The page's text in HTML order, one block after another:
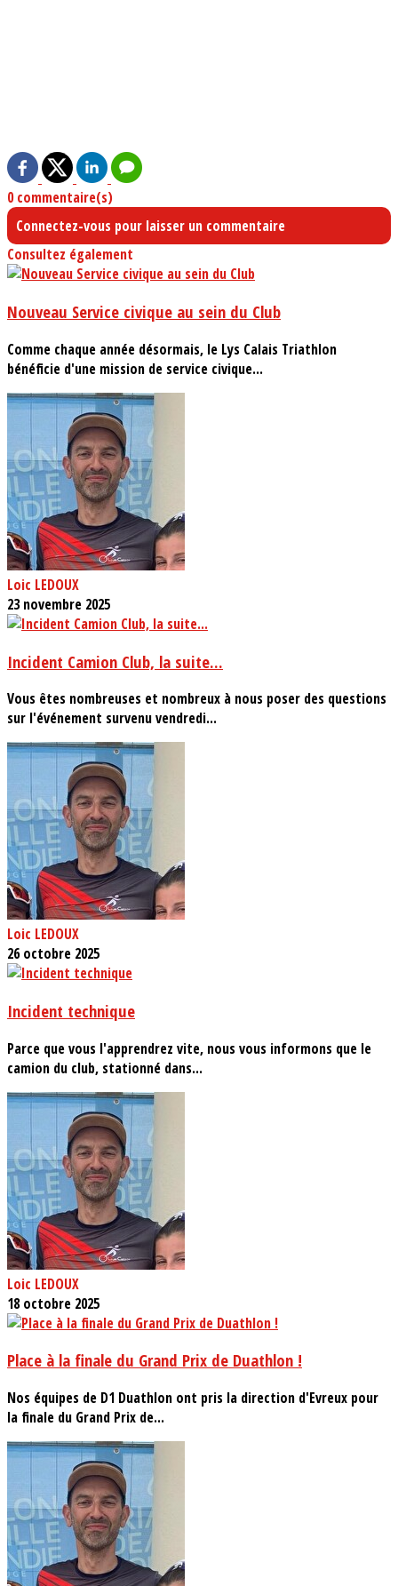
0 commentaire(s)
Connectez-vous pour laisser un commentaire
Consultez également
Nouveau Service civique au sein du Club
Comme chaque année désormais, le Lys Calais Triathlon
bénéficie d'une mission de service civique...
Loic LEDOUX
23 novembre 2025
Incident Camion Club, la suite...
Vous êtes nombreuses et nombreux à nous poser des questions
sur l'événement survenu vendredi...
Loic LEDOUX
26 octobre 2025
Incident technique
Parce que vous l'apprendrez vite, nous vous informons que le
camion du club, stationné dans...
Loic LEDOUX
18 octobre 2025
Place à la finale du Grand Prix de Duathlon !
Nos équipes de D1 Duathlon ont pris la direction d'Evreux pour
la finale du Grand Prix de...